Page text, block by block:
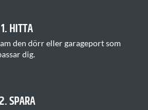
1. HITTA
den dörr eller garageport som
dig.
2. SPARA